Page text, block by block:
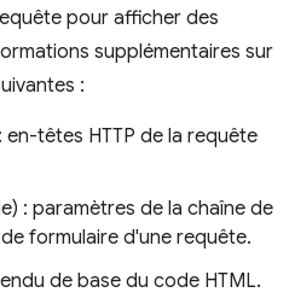
pour afficher des
supplémentaires sur
:
têtes HTTP de la requête
: paramètres de la chaîne de
formulaire d'une requête.
de base du code HTML.